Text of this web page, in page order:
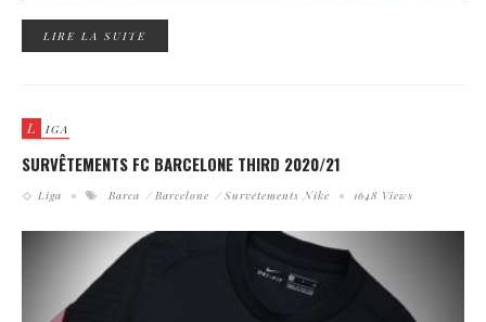
LIRE LA SUITE
L IGA
SURVÊTEMENTS FC BARCELONE THIRD 2020/21
Liga Barca Barcelone Survêtements Nike 1648 Views